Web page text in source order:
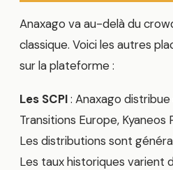
Anaxago va au-delà du
classique. Voici les autres
sur la plateforme :
Les SCPI: Anaxago
Transitions Europe,
Les distributions sont
Les taux historiques varient